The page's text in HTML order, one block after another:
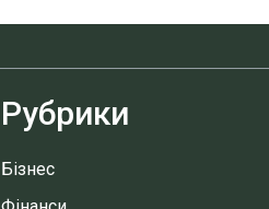
Рубрики
Бізнес